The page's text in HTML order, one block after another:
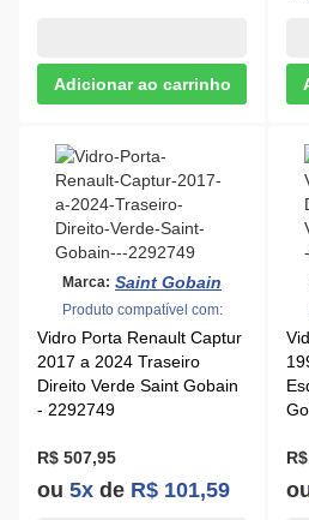
Marca: Saint Gobain
Produto compatível com:
Vidro Porta Renault Captur
2017 a 2024 Traseiro
Direito Verde Saint Gobain
- 2292749
R$ 507,95
ou 5x de R$ 101,59